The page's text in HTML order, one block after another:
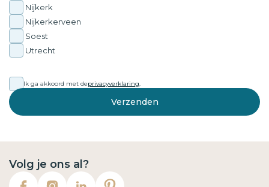
Nijkerk
Nijkerkerveen
Soest
Utrecht
Ik ga akkoord met deprivacyverklaring.
Verzenden
Volg je ons al?